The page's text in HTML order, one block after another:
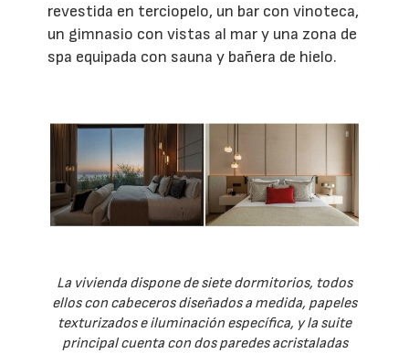
revestida en terciopelo, un bar con vinoteca,
un gimnasio con vistas al mar y una zona de
spa equipada con sauna y bañera de hielo.
La vivienda dispone de siete dormitorios, todos
ellos con cabeceros diseñados a medida, papeles
texturizados e iluminación específica, y la suite
principal cuenta con dos paredes acristaladas